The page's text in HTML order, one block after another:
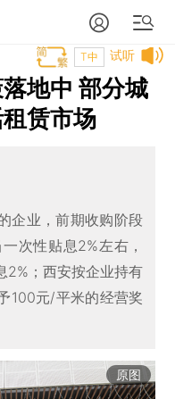
试听
T中
地中 部分城
赁市场
企业，前期收购阶段
次性贴息2%左右，
2%；西安按企业持有
100元/平米的经营奖
原图